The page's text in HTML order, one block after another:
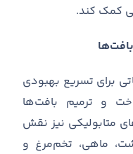
کمک کند.
برای تسریع بهبودی
و ترمیم بافتها
متابولیکی نیز نقش
ماهی، تخممرغ و